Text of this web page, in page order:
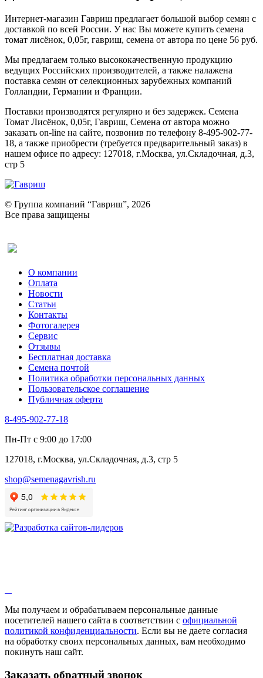
Интернет-магазин Гавриш предлагает большой выбор семян с
доставкой по всей России. У нас Вы можете купить семена
томат лисёнок, 0,05г, гавриш, семена от автора по цене 56 руб.
Мы предлагаем только высококачественную продукцию
ведущих Российских производителей, а также налажена
поставка семян от селекционных зарубежных компаний
Голландии, Германии и Франции.
Поставки производятся регулярно и без задержек. Семена
Томат Лисёнок, 0,05г, Гавриш, Семена от автора можно
заказать on-line на сайте, позвонив по телефону 8-495-902-77-
18, а также приобрести (требуется предварительный заказ) в
нашем офисе по адресу: 127018, г.Москва, ул.Складочная, д.3,
стр 5
© Группа компаний “Гавриш”, 2026
Все права защищены
О компании
Оплата
Новости
Статьи
Контакты
Фотогалерея​
Сервис
Отзывы
Бесплатная доставка
Семена почтой
Политика обработки персональных данных
Пользовательское соглашение
Публичная оферта
8-495-902-77-18
Пн-Пт с 9:00 до 17:00
127018, г.Москва, ул.Складочная, д.3, стр 5
shop@semenagavrish.ru
Мы получаем и обрабатываем персональные данные
посетителей нашего сайта в соответствии с официальной
политикой конфиденциальности. Если вы не даете согласия
на обработку своих персональных данных, вам необходимо
покинуть наш сайт.
Заказать обратный звонок